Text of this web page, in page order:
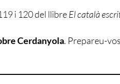
i 120 del llibreEl català
Cerdanyola. Prepareu-